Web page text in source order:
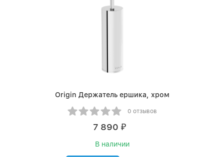
Origin Держатель ершика, хром
0 отзывов
7 890 ₽
В наличии